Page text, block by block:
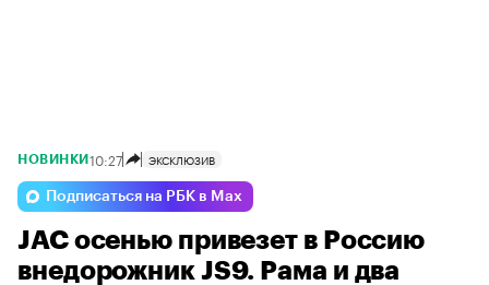
НОВИНКИ 10:27 ЭКСКЛЮЗИВ
Подписаться на РБК в Max
JAC осенью привезет в Россию
внедорожник JS9. Рама и два